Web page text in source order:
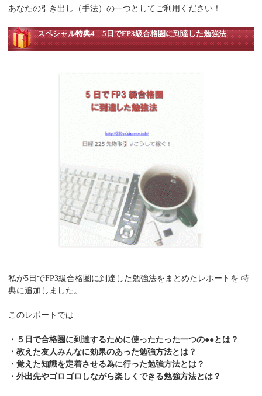
あなたの引き出し（手法）の一つとしてご利用ください！
スペシャル特典4 5日でFP3級合格圏に到達した勉強法
私が5日でFP3級合格圏に到達した勉強法をまとめたレポートを 特
典に追加しました。
このレポートでは
・５日で合格圏に到達するために使ったたった一つの●●とは？
・教えた友人みんなに効果のあった勉強方法とは？
・覚えた知識を定着させる為に行った勉強方法とは？
・外出先やゴロゴロしながら楽しくできる勉強方法とは？